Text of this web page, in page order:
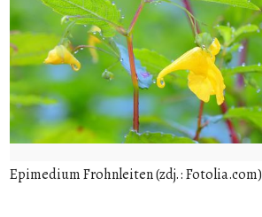
Epimedium Frohnleiten (zdj.: Fotolia.com)